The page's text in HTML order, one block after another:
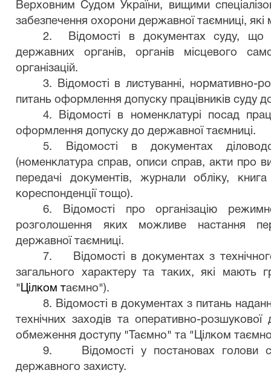
Верховним Судом України, вищими
забезпечення охорони державної таємниці,
2.
Відомості в документах суду, що
державних органів, органів місцевого
організацій.
3.
Відомості в листуванні, нормативно-
питань оформлення допуску працівників суду
4.
Відомості в номенклатурі посад
оформлення допуску до державної таємниці.
5.
Відомості в документах
(номенклатура справ, описи справ, акти про
передачі документів, журнали обліку,
кореспонденції тощо).
6.
Відомості про організацію
розголошення яких можливе настання
державної таємниці.
7.
Відомості в документах з
загального характеру та таких, які
"Цілком таємно").
8. Відомості в документах з питань
технічних заходів та оперативно-розшукової
обмеження доступу " Таємно" та " Цілком
9.
Відомості у постановах голови
державного захисту.